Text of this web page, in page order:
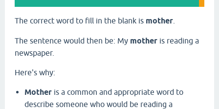
The correct word to fill in the blank is mother
The sentence would then be: My mother is reading a
newspaper.
Here's why:
Mother is a common and appropriate word to
describe someone who would be reading a